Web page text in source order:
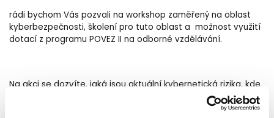
rádi bychom Vás pozvali na workshop zaměřený na oblast
kyberbezpečnosti, školení pro tuto oblast a možnost využití
dotací z programu POVEZ II na odborné vzdělávání.
Na akci se dozvíte, jaká jsou aktuální kybernetická rizika, kde
jsou největší hrozby a na co by se firmy měli zaměřit.
Představíme Vám konkrétní školení pro běžné uživatele, IT